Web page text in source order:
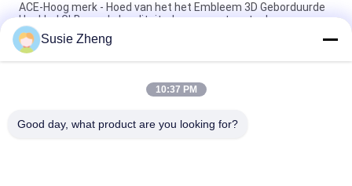
ACE-Hoog merk - Hoed van het het Embleem 3D Geborduurde
Honkbal GLB van de kwaliteitsdouane met metaalgesp
100% polyester 6 Comité Honkbalglb Stevige Klassieke Zes
Comité Ongestructureerde Papahoed
Vrachtwagenchauffeur Gebogen Rand Zes Comité Embleem
Susie Zheng
10:37 PM
Good day, what product are you looking for?